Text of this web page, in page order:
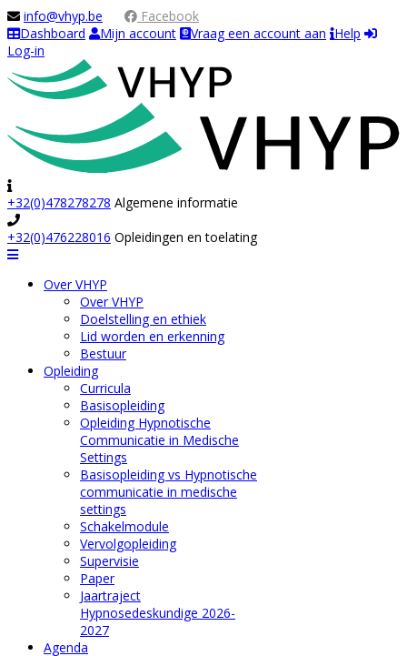
info@vhyp.be
Facebook
Dashboard
Mijn account Vraag een account aan Help
Log-in
+32(0)478278278 Algemene informatie
+32(0)476228016 Opleidingen en toelating
Navigation
Over VHYP
Over VHYP
Doelstelling en ethiek
Lid worden en erkenning
Bestuur
Opleiding
Curricula
Basisopleiding
Opleiding Hypnotische
Communicatie in Medische
Settings
Basisopleiding vs Hypnotische
communicatie in medische
settings
Schakelmodule
Vervolgopleiding
Supervisie
Paper
Jaartraject
Hypnosedeskundige 2026-
2027
Agenda